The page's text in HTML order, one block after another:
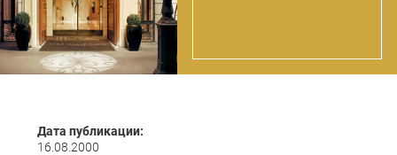
Дата публикации:
16.08.2000